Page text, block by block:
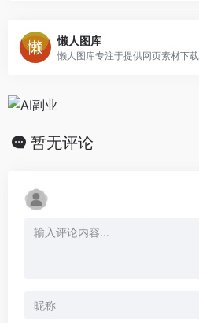
懒人图库
懒人图库专注于提供网页素材下载
暂无评论